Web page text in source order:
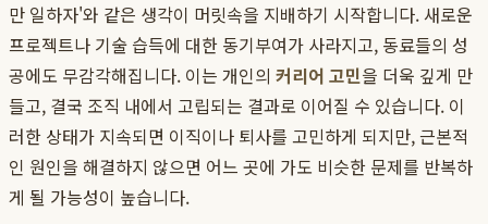
만 일하자'와 같은 생각이 머릿속을 지배하기 시작합니다. 새로운
프로젝트나 기술 습득에 대한 동기부여가 사라지고, 동료들의 성
공에도 무감각해집니다. 이는 개인의 커리어 고민을 더욱 깊게 만
들고, 결국 조직 내에서 고립되는 결과로 이어질 수 있습니다. 이
러한 상태가 지속되면 이직이나 퇴사를 고민하게 되지만, 근본적
인 원인을 해결하지 않으면 어느 곳에 가도 비슷한 문제를 반복하
게 될 가능성이 높습니다.